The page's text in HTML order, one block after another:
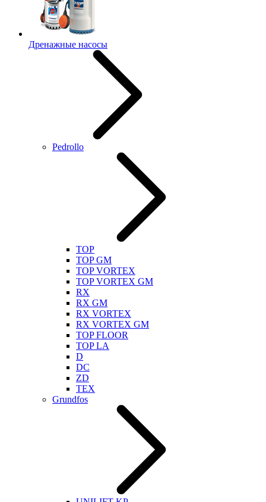
Дренажные насосы
Pedrollo
TOP
TOP GM
TOP VORTEX
TOP VORTEX GM
RX
RX GM
RX VORTEX
RX VORTEX GM
TOP FLOOR
TOP LA
D
DC
ZD
TEX
Grundfos